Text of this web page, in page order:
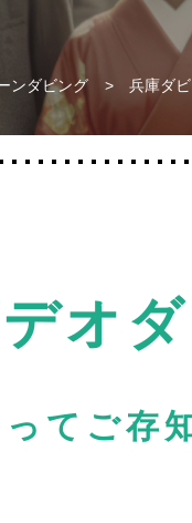
ンダビング > 兵庫ダ
オ
てご存